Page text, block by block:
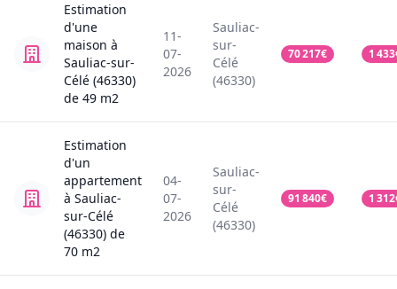
Estimation
d'une
maison à
Sauliac-sur-
Célé (46330)
de 49 m2
11-
07-
2026
Sauliac-
sur-
Célé
(46330)
70 217€ 1 433
Estimation
d'un
appartement
à Sauliac-
sur-Célé
(46330) de
70 m2
04-
07-
2026
Sauliac-
sur-
Célé
(46330)
91 840€ 1 312